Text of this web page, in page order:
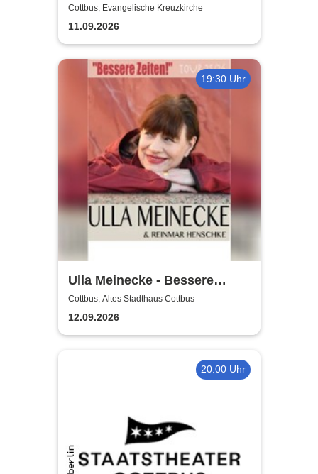
Kosaken-Chor - Das
Wolgalied
Cottbus, Evangelische Kreuzkirche
11.09.2026
19:30 Uhr
Ulla Meinecke - Bessere
Zeiten Tour
Cottbus, Altes Stadthaus Cottbus
12.09.2026
20:00 Uhr